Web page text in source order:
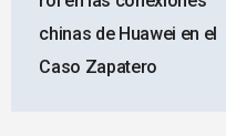
entradas
chinas de Huawei en el
Caso Zapatero